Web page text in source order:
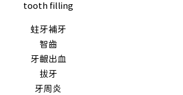
tooth filling
蛀牙補牙
智齒
牙齦出血
拔牙
牙周炎